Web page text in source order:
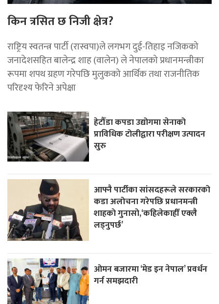
किन त्रसित छ निजी क्षेत्र?
राष्ट्रिय स्वतन्त्र पार्टी (रास्वपा)ले लगभग दुई-तिहाइ नजिकको
जनादेशसहित बालेन्द्र शाह (वालेन) ले नेपालको प्रधानमन्त्रीका
रूपमा शपथ ग्रहण गरेपछि मुलुकको आर्थिक तथा राजनीतिक
परिदृश्य फेरिने अपेक्षा
हेटौँडा कपडा उद्योगमा सेनाको
प्राविधिक टोलीद्वारा परीक्षण उत्पादन
सुरु
आफ्नै पार्टीका सांसदहरूले सरकारको
कडा अलोचना गरेपछि प्रधानमन्त्री
शाहकाे गुनासाे,‘कहिलेकाहीँ एक्लै
लड्नुपर्छ’
ओमन बजारमा ‘मेड इन नेपाल’ प्रवर्धन
गर्न समझदारी